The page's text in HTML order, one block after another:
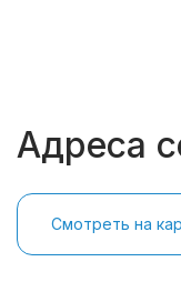
Адреса
Смотреть на